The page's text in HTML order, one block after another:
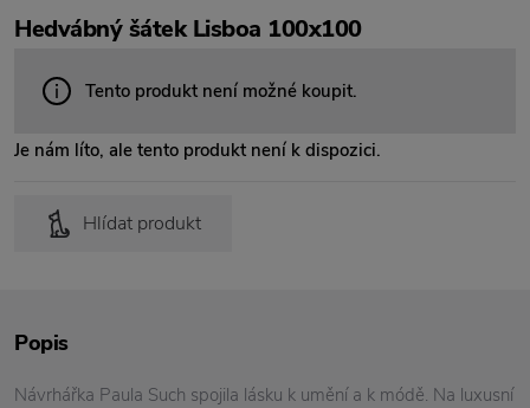
Hedvábný šátek Lisboa 100x100
Tento produkt není možné koupit.
Je nám líto, ale tento produkt není k dispozici.
Hlídat produkt
Popis
Návrhářka Paula Such spojila lásku k umění a k módě. Na luxusní